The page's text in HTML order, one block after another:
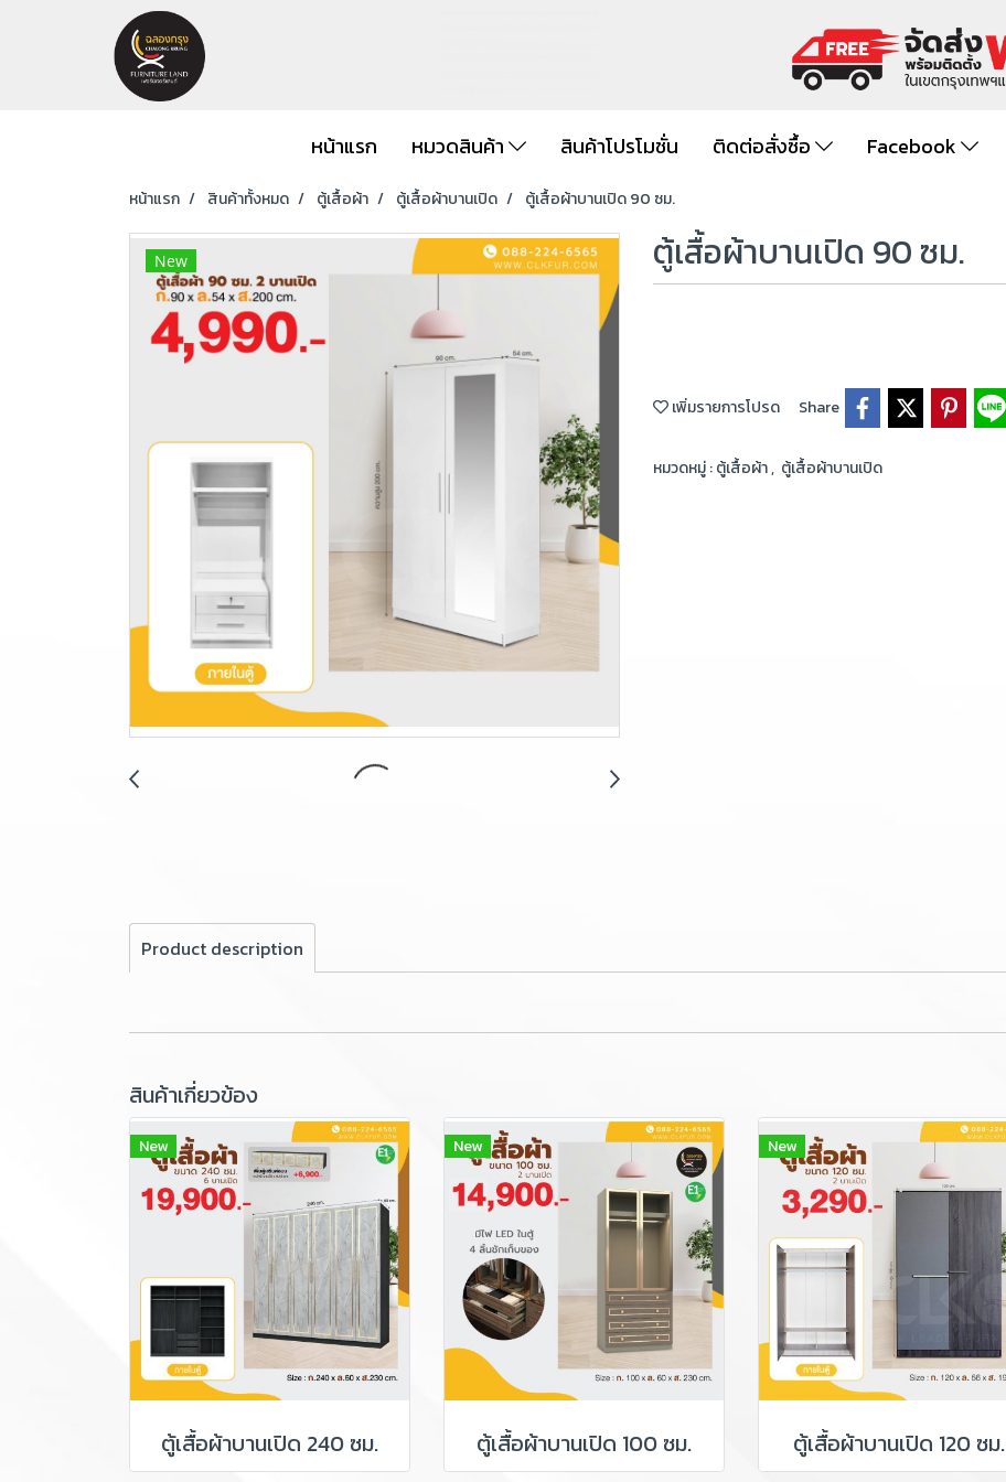
หน้าแรก หมวดสินค้า สินค้าโปรโมชั่น ติดต่อสั่งซื้อ Facebook
หน้าแรก สินค้าทั้งหมด ตู้เสื้อผ้า ตู้เสื้อผ้าบานเปิด ตู้เสื้อผ้าบานเปิด 90 ซม.
New ตู้เสื้อผ้าบานเปิด 90 ซม.
เพิ่มรายการโปรด Share
หมวดหมู่ :ตู้เสื้อผ้า, ตู้เสื้อผ้าบานเปิด
Product description
สินค้าเกี่ยวข้อง
New
ตู้เสื้อผ้าบานเปิด 240 ซม.
New
ตู้เสื้อผ้าบานเปิด 100 ซม.
New
ตู้เสื้อผ้าบานเปิด 120 ซม.